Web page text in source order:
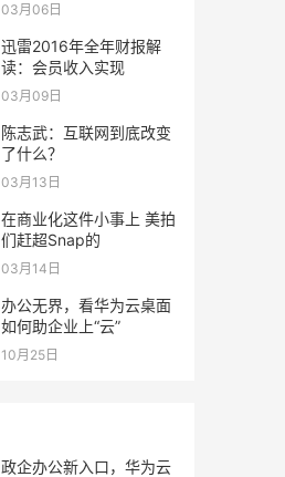
03月06日
迅雷2016年全年财报解
读：会员收入实现
03月09日
陈志武：互联网到底改变
了什么？
03月13日
在商业化这件小事上 美拍
们赶超Snap的
03月14日
办公无界，看华为云桌面
如何助企业上“云”
10月25日
政企办公新入口，华为云